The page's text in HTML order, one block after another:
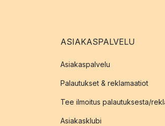
ASIAKASPALVELU
Asiakaspalvelu
Palautukset & reklamaatiot
Tee ilmoitus palautuksesta/
Asiakasklubi